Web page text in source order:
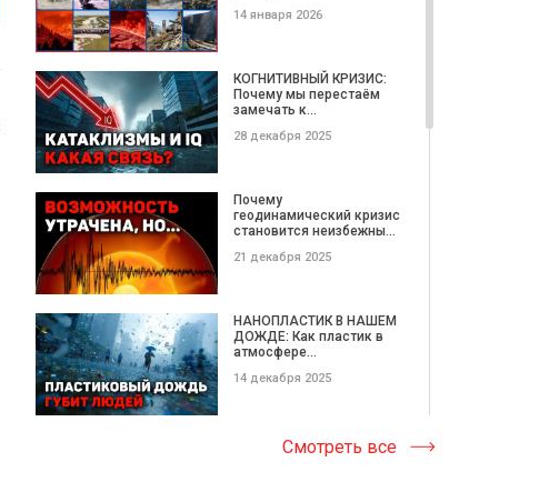
Международной научно-
практической...
09 февраля 2020
ЗЕРНО». Международная
встре...
23 декабря 2019
это чувство, в котором
ты...
17 ноября 2019
кинофорум «Золотой
Витязь», «ЗА НРАВ...
14 января 2026
КОГНИТИВНЫЙ КРИЗИС:
Почему мы перестаём
замечать к...
28 декабря 2025
Почему
геодинамический кризис
становится неизбежны...
21 декабря 2025
НАНОПЛАСТИК В НАШЕМ
ДОЖДЕ: Как пластик в
атмосфере...
14 декабря 2025
Катастрофические
ОПОЛЗНИ этой недели |
Смотреть все